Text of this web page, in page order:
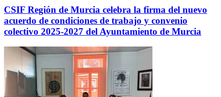
CSIF Región de Murcia celebra la firma del nuevo
acuerdo de condiciones de trabajo y convenio
colectivo 2025-2027 del Ayuntamiento de Murcia